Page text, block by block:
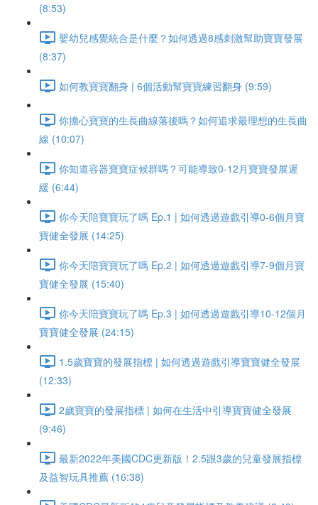
(8:53)
嬰幼兒感覺統合是什麼？如何透過8感刺激幫助寶寶發展
(8:37)
如何教寶寶翻身 | 6個活動幫寶寶練習翻身 (9:59)
你擔心寶寶的生長曲線落後嗎？如何追求最理想的生長曲
線 (10:07)
你知道容器寶寶症候群嗎？可能導致0-12月寶寶發展遲
緩 (6:44)
你今天陪寶寶玩了嗎 Ep.1 | 如何透過遊戲引導0-6個月寶
寶健全發展 (14:25)
你今天陪寶寶玩了嗎 Ep.2 | 如何透過遊戲引導7-9個月寶
寶健全發展 (15:40)
你今天陪寶寶玩了嗎 Ep.3 | 如何透過遊戲引導10-12個月
寶寶健全發展 (24:15)
1.5歲寶寶的發展指標 | 如何透過遊戲引導寶寶健全發展
(12:33)
2歲寶寶的發展指標 | 如何在生活中引導寶寶健全發展
(9:46)
最新2022年美國CDC更新版！2.5跟3歲的兒童發展指標
及益智玩具推薦 (16:38)